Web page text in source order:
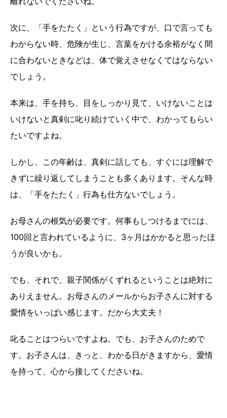
次に、「手をたたく」という行為ですが、口で言っても
わからない時、危険が生じ、言葉をかける余裕がなく間
に合わないときなどは、体で覚えさせなくてはならない
でしょう。
本来は、手を持ち、目をしっかり見て、いけないことは
いけないと真剣に叱り続けていく中で、わかってもらい
たいですよね。
しかし、この年齢は、真剣に話しても、すぐには理解で
きずに繰り返してしまうことも多くあります。そんな時
は、「手をたたく」行為も仕方ないでしょう。
お母さんの根気が必要です。何事もしつけるまでには、
100回と言われているように、3ヶ月はかかると思ったほ
うが良いかも。
でも、それで、親子関係がくずれるということは絶対に
ありえません。お母さんのメールからお子さんに対する
愛情をいっぱい感じます。だから大丈夫！
叱ることはつらいですよね。でも、お子さんのためで
す。お子さんは、きっと、わかる日がきますから、愛情
を持って、心から接してくださいね。